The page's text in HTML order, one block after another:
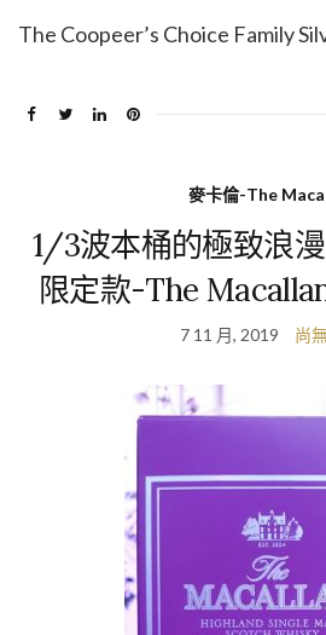
The Coopeer’s Choice Family
麥卡倫-The
1/3波本桶的極致浪
限定款-The
7 11 月, 2019 尚